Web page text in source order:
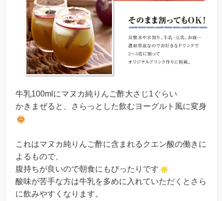
牛乳100mlにマヌカ純りんご酢大さじ1ぐらい
かきまぜると、さらっとした飲むヨーグルト風に変身
これはマヌカ純りんご酢に含まれるクエン酸の働きに
よるもので、
腹持ちが良いので朝食にもぴったりです
酸味が苦手な方は牛乳を多めに入れていただくとさら
に飲みやすくなります。